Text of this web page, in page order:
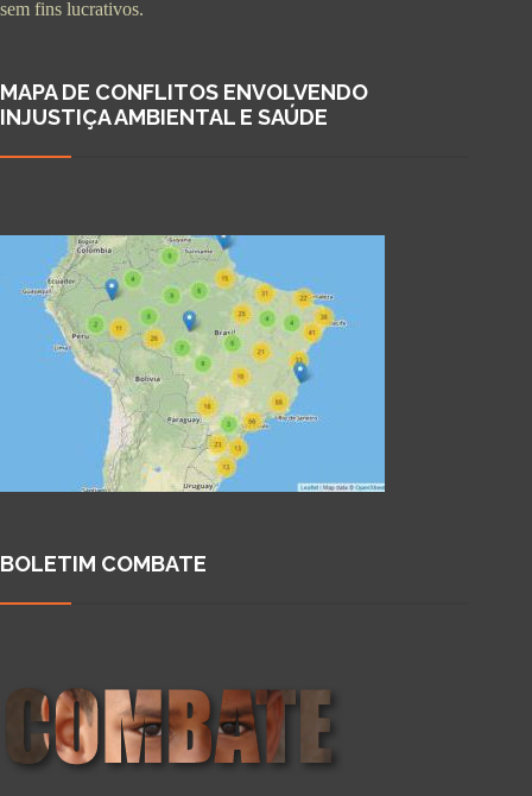
sem fins lucrativos.
MAPA DE CONFLITOS ENVOLVENDO
INJUSTIÇA AMBIENTAL E SAÚDE
BOLETIM COMBATE